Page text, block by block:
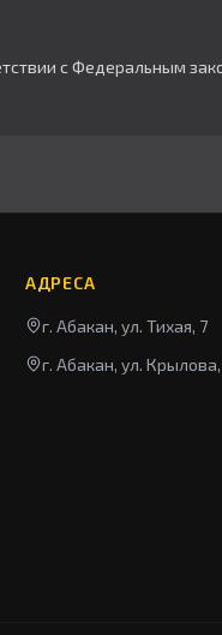
с Федеральным
АДРЕСА
г. Абакан, ул. Тихая, 7
г. Абакан, ул. Крылова,